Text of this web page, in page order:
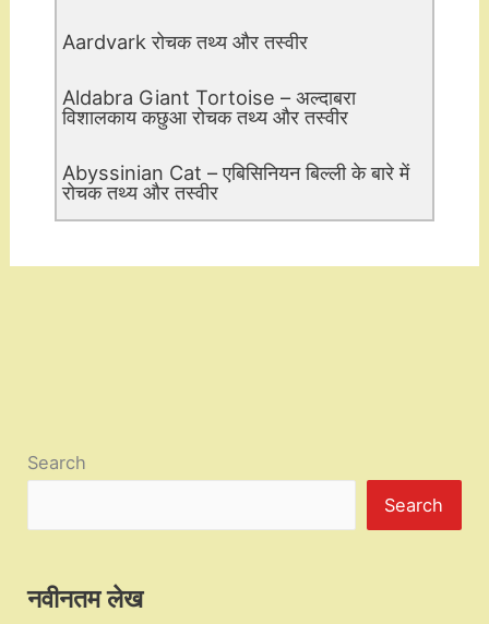
Aardvark रोचक तथ्य और तस्वीर
Aldabra Giant Tortoise – अल्दाबरा
विशालकाय कछुआ रोचक तथ्य और तस्वीर
Abyssinian Cat – एबिसिनियन बिल्ली के बारे में
रोचक तथ्य और तस्वीर
Search
Search
नवीनतम लेख